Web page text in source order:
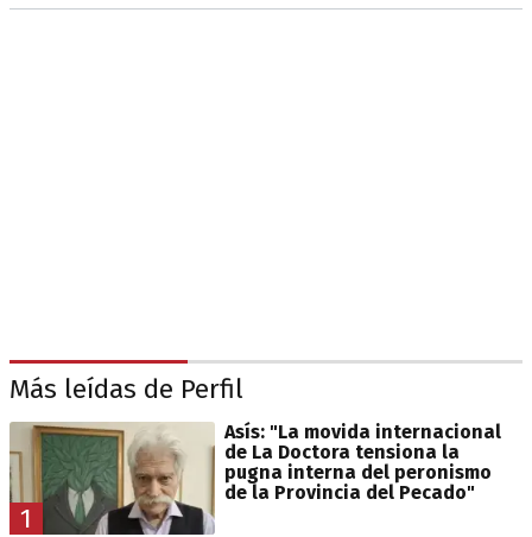
Más leídas de Perfil
1
Asís: "La movida internacional
de La Doctora tensiona la
pugna interna del peronismo
de la Provincia del Pecado"